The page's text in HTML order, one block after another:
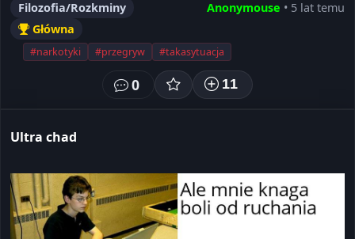
Filozofia/Rozkminy Anonymouse • 5 lat temu
Główna
#narkotyki #przegryw #takasytuacja
0 11
Ultra chad